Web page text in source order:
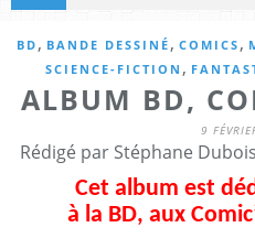
BD , BANDE DESSINÉ , COMICS ,
SCIENCE-FICTION ,
ALBUM BD,
9
Rédigé par Stéphane
Cet album est
à la BD, aux